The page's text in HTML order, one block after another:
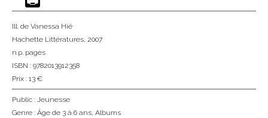
Ill. de Vanessa Hié
Hachette Littératures, 2007
n.p. pages
ISBN : 9782013912358
Prix : 13 €
Public : Jeunesse
Genre : Âge de 3 à 6 ans, Albums